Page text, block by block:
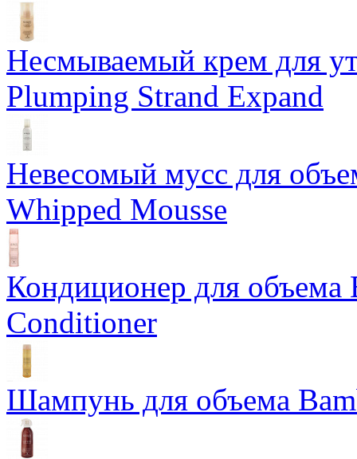
Несмываемый крем для
Plumping Strand Expand
Невесомый мусс для
Whipped Mousse
Кондиционер для объема
Conditioner
Шампунь для объема